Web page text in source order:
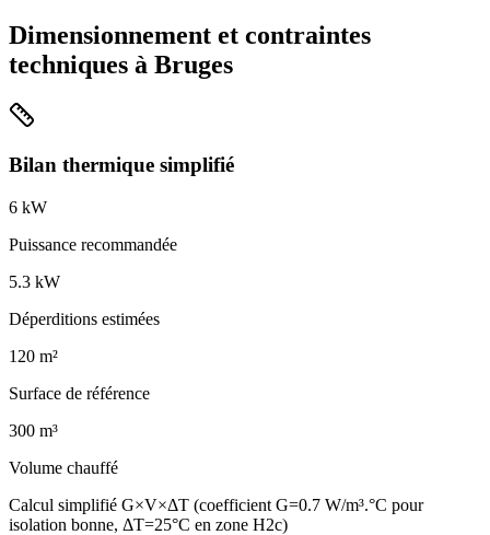
Dimensionnement et contraintes
techniques à Bruges
Bilan thermique simplifié
6 kW
Puissance recommandée
5.3 kW
Déperditions estimées
120 m²
Surface de référence
300 m³
Volume chauffé
Calcul simplifié G×V×ΔT (coefficient G=0.7 W/m³.°C pour
isolation bonne, ΔT=25°C en zone H2c)